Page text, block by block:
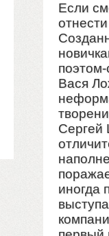
Если
Вася
Сергей
иногда